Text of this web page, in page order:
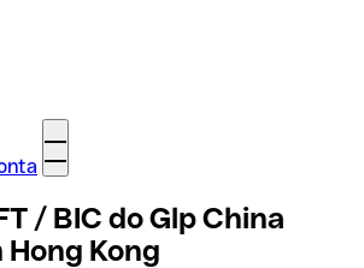
/ BIC do Glp China
Hong Kong